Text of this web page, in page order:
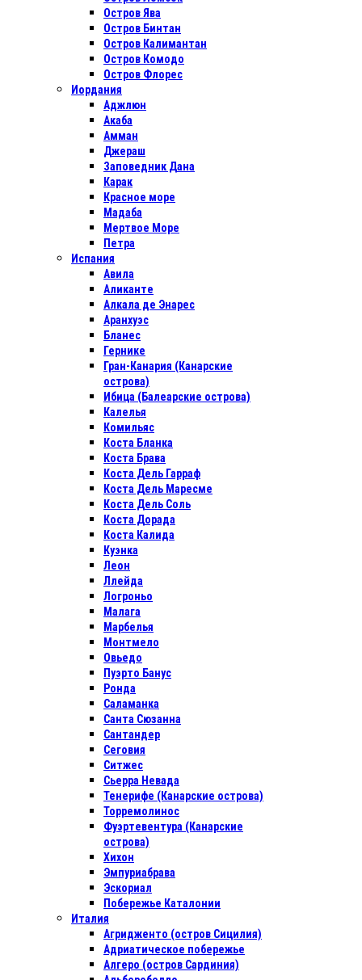
Остров Ява
Остров Бинтан
Остров Калимантан
Остров Комодо
Остров Флорес
Иордания
Аджлюн
Акаба
Амман
Джераш
Заповедник Дана
Карак
Красное море
Мадаба
Мертвое Море
Петра
Испания
Авила
Аликанте
Алкала де Энарес
Аранхуэс
Бланес
Гернике
Гран-Канария (Канарские
острова)
Ибица (Балеарские острова)
Калелья
Комильяс
Коста Бланка
Коста Брава
Коста Дель Гарраф
Коста Дель Маресме
Коста Дель Соль
Коста Дорада
Коста Калида
Куэнка
Леон
Ллейда
Логроньо
Малага
Марбелья
Монтмело
Овьедо
Пуэрто Банус
Ронда
Саламанка
Санта Сюзанна
Сантандер
Сеговия
Ситжес
Сьерра Невада
Тенерифе (Канарские острова)
Торремолинос
Фуэртевентура (Канарские
острова)
Хихон
Эмпуриабрава
Эскориал
Побережье Каталонии
Италия
Агридженто (остров Сицилия)
Адриатическое побережье
Алгеро (остров Сардиния)